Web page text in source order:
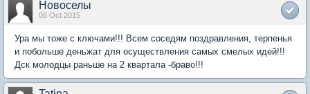
Новоселы
06 Oct 2015
Ура мы тоже с ключами!!! Всем соседям поздравления, терпенья
и побольше деньжат для осуществления самых смелых идей!!!
Дск молодцы раньше на 2 квартала -браво!!!